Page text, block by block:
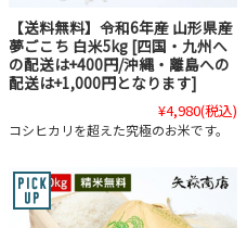
【送料無料】令和6年産 山形県産
夢ごこち 白米5kg [四国・九州へ
の配送は+400円/沖縄・離島への
配送は+1,000円となります]
¥4,980(税込)
コシヒカリを超えた究極のお米です。